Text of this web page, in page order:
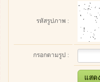
รหัสรูปภาพ :
กรอกตามรูป :